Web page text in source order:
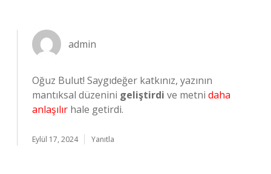
admin
Oğuz Bulut! Saygıdeğer katkınız, yazının
mantıksal düzenini geliştirdi ve metni daha
anlaşılır hale getirdi.
Eylül 17, 2024 Yanıtla